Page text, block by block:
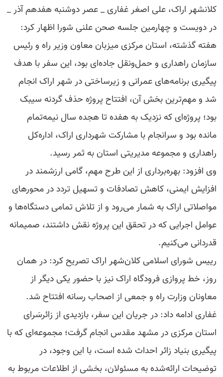
کلانشهر اراک، علی اصغر غفاری _ عصر دوشنبه هفدهم آذر _
در دویست و چهارمین جلسه صحن علنی شورا اظهار کرد:
هفته گذشته، استان مرکزی میزبان معاون وزیر راه و رئیس
سازمان راهداری و حمل‌ونقل جاده‌ای بود، این سفر با هدف
پیگیری برنامه‌های عمرانی و زیرساختی در شهر اراک انجام
شد و مهم‌ترین بخش آن، افتتاح پروژه حذف گردنه سیبک
بود؛ پروژه‌ای که نزدیک به هفده تا هجده سال نیمه‌تمام
مانده بود و سرانجام با مشارکت شهرداری اراک، اداره‌کل
راهداری و مجموعه مدیریتی استان به ثمر رسید.
وی افزود: بهره‌برداری از این طرح مهم، گامی ارزشمند در
افزایش ایمنی، کاهش تصادفات و تسهیل تردد در محورهای
مواصلاتی اراک به شمار می‌رود و از تلاش تمامی دستگاه‌ها و
عوامل اجرایی که در تحقق این پروژه نقش داشتند، صمیمانه
قدردانی می‌کنیم.
رییس شورای اسلامی کلان‌شهر اراک تصریح کرد: در همان
روز، خط پروازی فرودگاه اراک نیز با حضور یکی دیگر از
معاونان وزارت راه و جمعی از اصحاب رسانه افتتاح شد.
غفاری ادامه داد: در جریان این سفر، بازدیدی از زائرسَرای
استان مرکزی در مشهد مقدس انجام گرفت؛ مجموعه‌ای که با
پیگیری بنیاد زائر احداث شده است، با این وجود، در
توضیحات ارائه‌شده به مسئولان، بخشی از اطلاعات مربوط به